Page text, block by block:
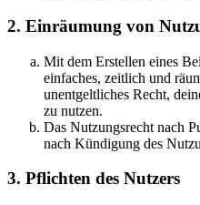
2. Einräumung von
Mit dem Erstellen eines
einfaches, zeitlich und
unentgeltliches Recht,
zu nutzen.
Das Nutzungsrecht nach
nach Kündigung des
3. Pflichten des Nutzers